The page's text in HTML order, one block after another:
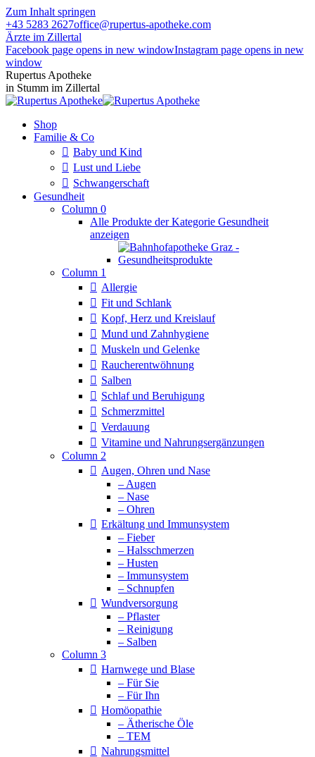
Zum Inhalt springen
+43 5283 2627office@rupertus-apotheke.com
Ärzte im Zillertal
Facebook page opens in new windowInstagram page opens in new
window
Rupertus Apotheke
in Stumm im Zillertal
Shop
Familie & Co
Baby und Kind
Lust und Liebe
Schwangerschaft
Gesundheit
Column 0
Alle Produkte der Kategorie Gesundheit
anzeigen
Column 1
Allergie
Fit und Schlank
Kopf, Herz und Kreislauf
Mund und Zahnhygiene
Muskeln und Gelenke
Raucherentwöhnung
Salben
Schlaf und Beruhigung
Schmerzmittel
Verdauung
Vitamine und Nahrungsergänzungen
Column 2
Augen, Ohren und Nase
– Augen
– Nase
– Ohren
Erkältung und Immunsystem
– Fieber
– Halsschmerzen
– Husten
– Immunsystem
– Schnupfen
Wundversorgung
– Pflaster
– Reinigung
– Salben
Column 3
Harnwege und Blase
– Für Sie
– Für Ihn
Homöopathie
– Ätherische Öle
– TEM
Nahrungsmittel